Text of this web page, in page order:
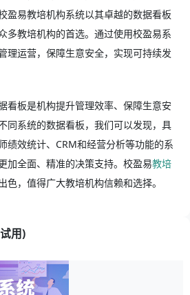
盈易教培机构系统以其卓越的数据看板
多教培机构的首选。通过使用校盈易系
理运营，保障生意安全，实现可持续发
看板是机构提升管理效率、保障生意安
同系统的数据看板，我们可以发现，具
绩效统计、CRM和经营分析等功能的系
加全面、精准的决策支持。校盈易教培
色，值得广大教培机构信赖和选择。
用)